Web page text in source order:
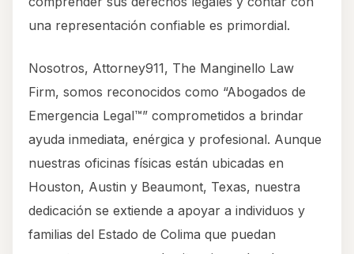
una representación confiable es primordial.
Nosotros, Attorney911, The Manginello Law
Firm, somos reconocidos como “Abogados de
Emergencia Legal™” comprometidos a brindar
ayuda inmediata, enérgica y profesional. Aunque
nuestras oficinas físicas están ubicadas en
Houston, Austin y Beaumont, Texas, nuestra
dedicación se extiende a apoyar a individuos y
familias del Estado de Colima que puedan